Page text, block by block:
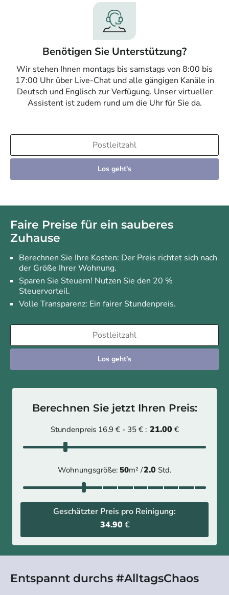
Benötigen Sie Unterstützung?
Wir stehen Ihnen montags bis samstags von 8:00 bis
17:00 Uhr über Live-Chat und alle gängigen Kanäle in
Deutsch und Englisch zur Verfügung. Unser virtueller
Assistent ist zudem rund um die Uhr für Sie da.
Los geht's
Faire Preise für ein sauberes
Zuhause
Berechnen Sie Ihre Kosten: Der Preis richtet sich nach
der Größe Ihrer Wohnung.
Sparen Sie Steuern! Nutzen Sie den 20 %
Steuervorteil.
Volle Transparenz: Ein fairer Stundenpreis.
Los geht's
Berechnen Sie jetzt Ihren Preis:
Stundenpreis 16.9 € - 35 € : 21.00 €
Wohnungsgröße: 50m² /2.0 Std.
Geschätzter Preis pro Reinigung:
34.90 €
Entspannt durchs #AlltagsChaos